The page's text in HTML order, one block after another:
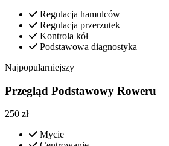
Regulacja hamulców
Regulacja przerzutek
Kontrola kół
Podstawowa diagnostyka
Najpopularniejszy
Przegląd Podstawowy Roweru
250 zł
Mycie